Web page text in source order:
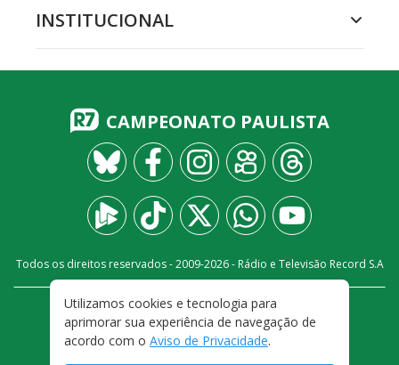
INSTITUCIONAL
CAMPEONATO PAULISTA
Todos os direitos reservados - 2009-2026- Rádio e Televisão Record S.A
FALE CONOSCO
PRIVACIDADE
TERMOS E CONDIÇÕES DE USO
Utilizamos cookies e tecnologia para
aprimorar sua experiência de navegação de
acordo com o Aviso de Privacidade.